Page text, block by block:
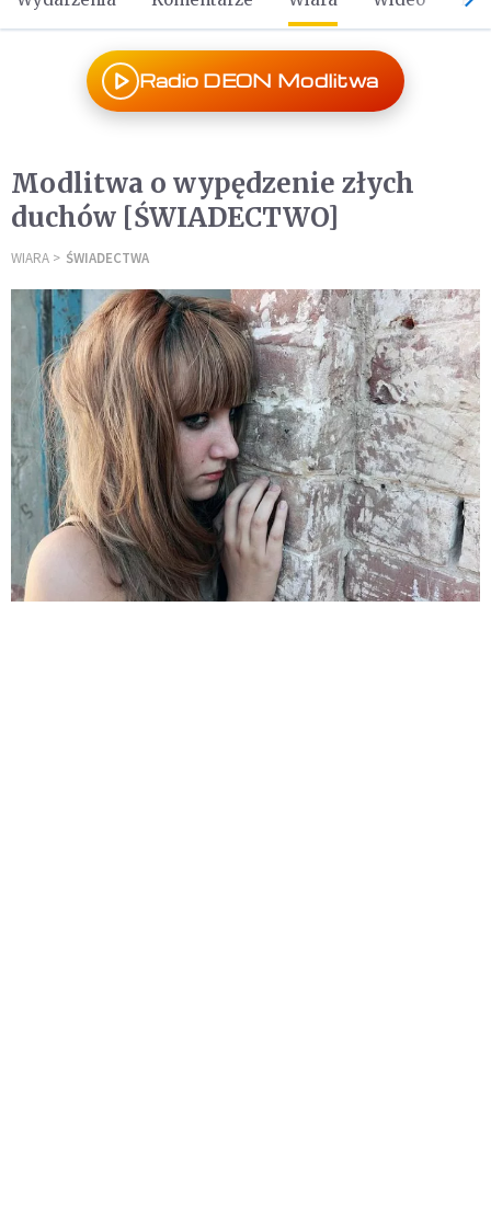
Radio DEON Modlitwa
Modlitwa o wypędzenie złych
duchów [ŚWIADECTWO]
WIARA ŚWIADECTWA